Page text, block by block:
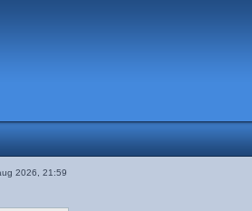
2026, 21:59